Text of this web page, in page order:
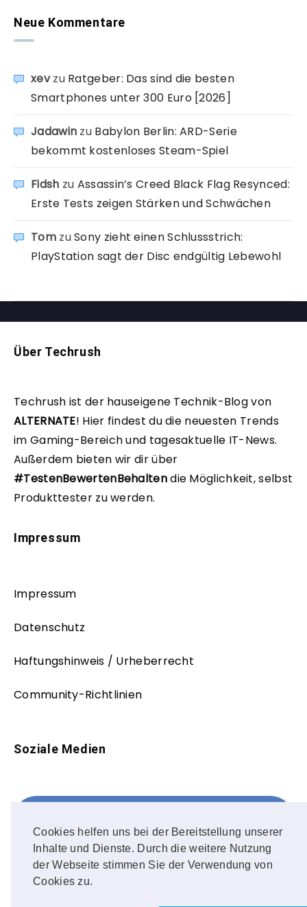
Cookies helfen uns bei der Bereitstellung unserer
Inhalte und Dienste. Durch die weitere Nutzung
der Webseite stimmen Sie der Verwendung von
Cookies zu.
Neue Kommentare
xevzu Ratgeber: Das sind die besten
Smartphones unter 300 Euro [2026]
Jadawin zu Babylon Berlin: ARD-Serie
bekommt kostenloses Steam-Spiel
Fidsh zu Assassin’s Creed Black Flag Resynced:
Erste Tests zeigen Stärken und Schwächen
TomzuSony zieht einen Schlussstrich:
PlayStation sagt der Disc endgültig Lebewohl
Über Techrush
Techrush ist der hauseigene Technik-Blog von
ALTERNATE! Hier findest du die neuesten Trends
im Gaming-Bereich und tagesaktuelle IT-News.
Außerdem bieten wir dir über
#TestenBewertenBehaltendie Möglichkeit, selbst
Produkttester zu werden.
Impressum
Impressum
Datenschutz
Haftungshinweis / Urheberrecht
Community-Richtlinien
Soziale Medien
FOLLOW ME!
Instagram
OUR PHOTOS!